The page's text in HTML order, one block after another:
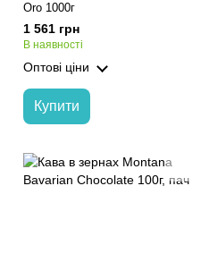
Oro 1000г
1 561 грн
В наявності
Оптові ціни
Купити